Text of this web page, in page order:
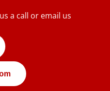
a call or email us